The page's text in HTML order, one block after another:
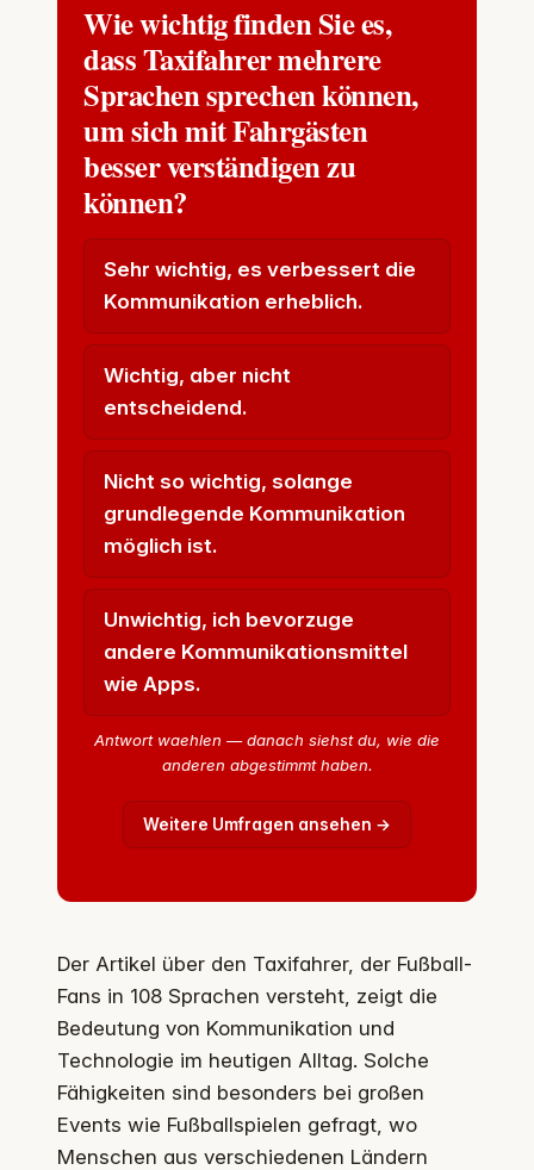
Wie wichtig finden Sie es,
dass Taxifahrer mehrere
Sprachen sprechen können,
um sich mit Fahrgästen
besser verständigen zu
können?
Sehr wichtig, es verbessert die
Kommunikation erheblich.
Wichtig, aber nicht
entscheidend.
Nicht so wichtig, solange
grundlegende Kommunikation
möglich ist.
Unwichtig, ich bevorzuge
andere Kommunikationsmittel
wie Apps.
Antwort waehlen — danach siehst du, wie die
anderen abgestimmt haben.
Weitere Umfragen ansehen →
Der Artikel über den Taxifahrer, der Fußball-
Fans in 108 Sprachen versteht, zeigt die
Bedeutung von Kommunikation und
Technologie im heutigen Alltag. Solche
Fähigkeiten sind besonders bei großen
Events wie Fußballspielen gefragt, wo
Menschen aus verschiedenen Ländern